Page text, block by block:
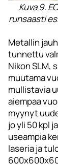
Kuva 9.
runsaasti
Metallin
tunnettu
Nikon SLM,
muutama
mullistavia
aiempaa
myynyt
jo yli 50 kpl
useampia
laseria ja